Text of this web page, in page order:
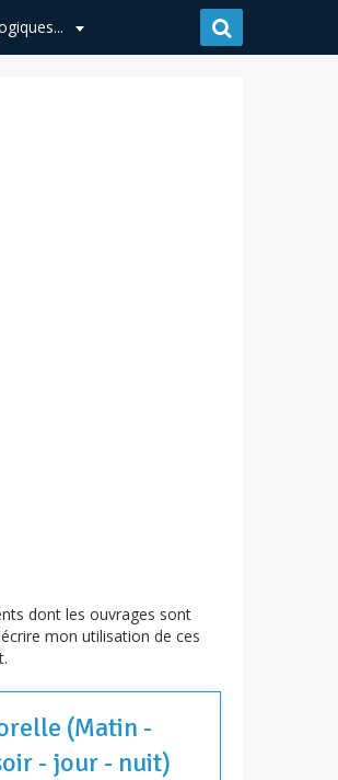
dont les ouvrages sont
mon utilisation de ces
(Matin -
- jour - nuit)